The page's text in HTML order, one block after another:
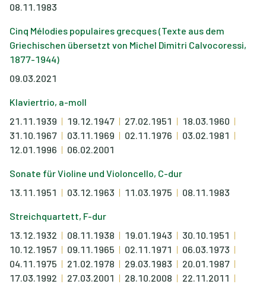
08.11.1983
Cinq Mélodies populaires grecques (Texte aus dem
Griechischen übersetzt von Michel Dimitri Calvocoressi,
1877-1944)
09.03.2021
Klaviertrio, a-moll
21.11.1939
19.12.1947 27.02.1951
18.03.1960
31.10.1967
03.11.1969 02.11.1976
03.02.1981
12.01.1996
06.02.2001
Sonate für Violine und Violoncello, C-dur
13.11.1951
03.12.1963 11.03.1975 08.11.1983
Streichquartett, F-dur
13.12.1932
08.11.1938 19.01.1943
30.10.1951
10.12.1957
09.11.1965 02.11.1971
06.03.1973
04.11.1975
21.02.1978 29.03.1983
20.01.1987
17.03.1992
27.03.2001 28.10.2008 22.11.2011